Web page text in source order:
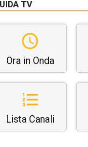
TV
Ora in Onda
Lista Canali